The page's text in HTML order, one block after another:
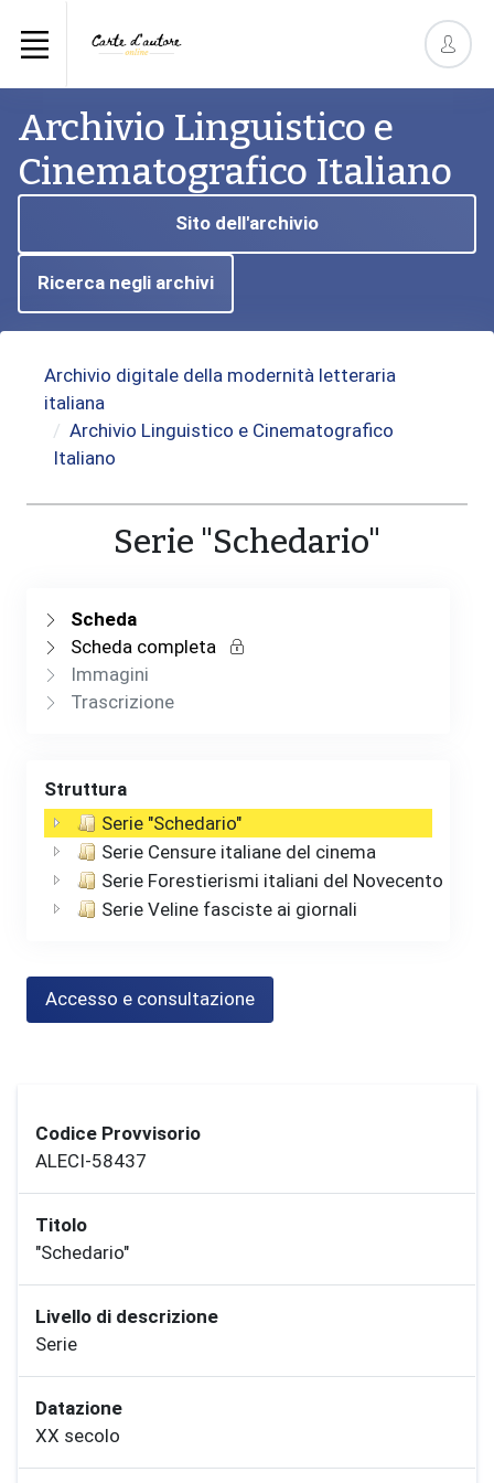
Archivio Linguistico e
Cinematografico Italiano
Sito dell'archivio
Ricerca negli archivi
Archivio digitale della modernità letteraria
italiana
Archivio Linguistico e Cinematografico
Italiano
Serie "Schedario"
Scheda
Scheda completa
Immagini
Trascrizione
Struttura
Serie "Schedario"
Serie Censure italiane del cinema
Serie Forestierismi italiani del Novecento
Serie Veline fasciste ai giornali
Accesso e consultazione
Codice Provvisorio
ALECI-58437
Titolo
"Schedario"
Livello di descrizione
Serie
Datazione
XX secolo